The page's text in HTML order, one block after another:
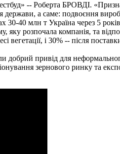
-- Роберта БРОВДІ.
держави, а саме: подвоєння
30-40 млн т Україна через 5
розпочала компанія, та
вегетації, і 30% -- після
добрий привід для
зернового ринку та